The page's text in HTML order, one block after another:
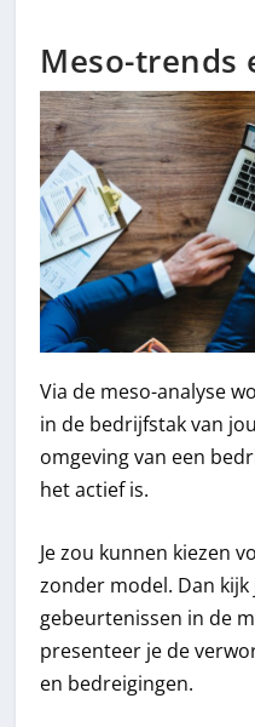
Meso-trends
Via de meso-analyse
in de bedrijfstak van
omgeving van een
het actief is.
Je zou kunnen kiezen
zonder model. Dan
gebeurtenissen in de
presenteer je de
en bedreigingen.